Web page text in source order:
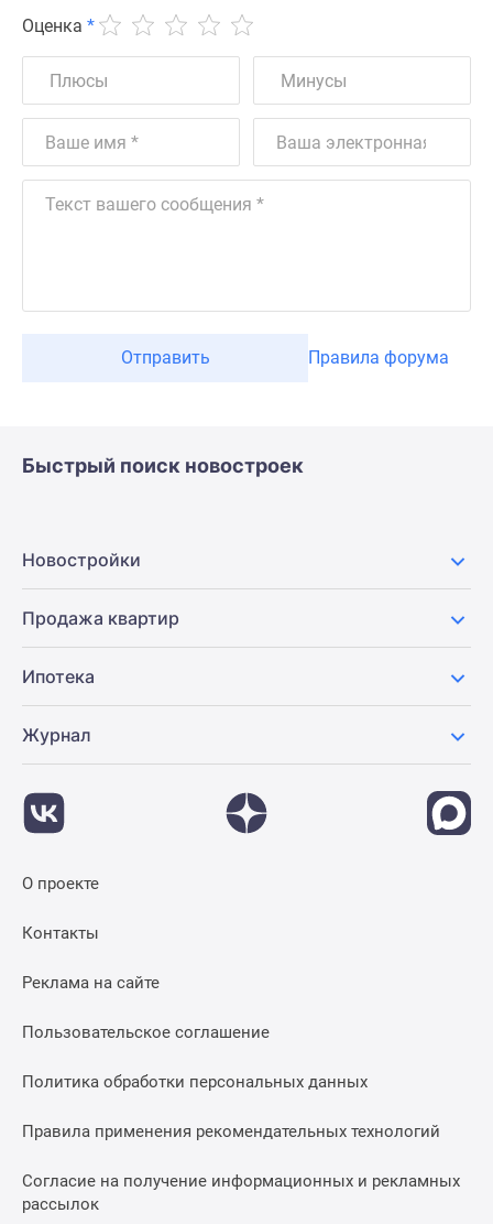
Оценка *
Отправить Правила форума
Быстрый поиск новостроек
Новостройки
Продажа квартир
Ипотека
Журнал
О проекте
Контакты
Реклама на сайте
Пользовательское соглашение
Политика обработки персональных данных
Правила применения рекомендательных технологий
Согласие на получение информационных и рекламных
рассылок